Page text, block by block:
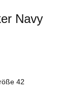
Navy